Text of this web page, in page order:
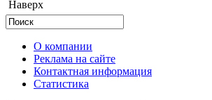
Наверх
О компании
Реклама на сайте
Контактная информация
Статистика